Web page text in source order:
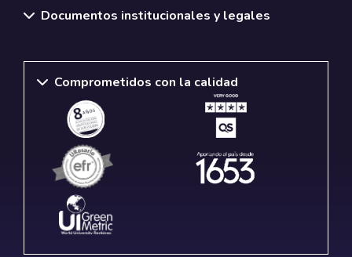
Documentos institucionales y legales
Comprometidos con la calidad